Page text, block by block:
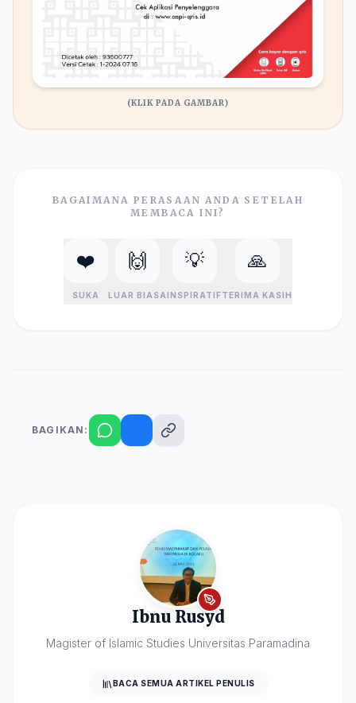
(KLIK PADA GAMBAR)
BAGAIMANA PERASAAN ANDA SETELAH
MEMBACA INI?
❤️
SUKA
🙌
LUAR BIASA
💡
INSPIRATIF
🙏
TERIMA KASIH
BAGIKAN:
Ibnu Rusyd
Magister of Islamic Studies Universitas Paramadina
BACA SEMUA ARTIKEL PENULIS